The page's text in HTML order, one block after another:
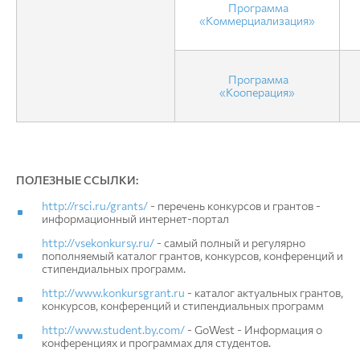
Программа
«Коммерциализация»
Программа
«Кооперация»
ПОЛЕЗНЫЕ ССЫЛКИ:
http://rsci.ru/grants/ - перечень конкурсов и грантов -
информационный интернет-портал
http://vsekonkursy.ru/ - самый полный и регулярно
пополняемый каталог грантов, конкурсов, конференций и
стипендиальных программ.
http://www.konkursgrant.ru - каталог актуальных грантов,
конкурсов, конференций и стипендиальных программ
http://www.student.by.com/ - GoWest - Информация о
конференциях и программах для студентов.